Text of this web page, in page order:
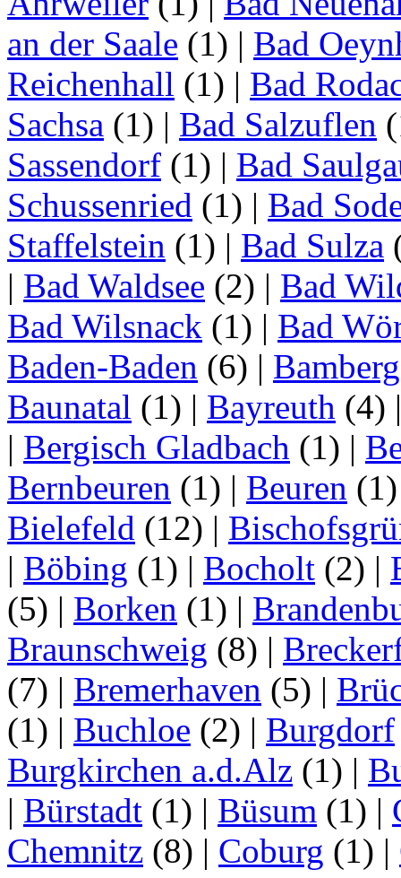
an der Saale (1) | Bad
Reichenhall (1) | Bad
Sachsa (1) | Bad Salzuflen
Sassendorf (1) | Bad
Schussenried (1) | Bad
Staffelstein (1) | Bad Sulza
| Bad Waldsee (2) | Bad
Bad Wilsnack (1) | Bad
Baden-Baden (6) | Bamberg
Baunatal (1) | Bayreuth (4)
| Bergisch Gladbach (1) |
Bernbeuren (1) | Beuren
Bielefeld (12) |
| Böbing (1) | Bocholt (2) |
(5) | Borken (1) |
Braunschweig (8) |
(7) | Bremerhaven (5) |
(1) | Buchloe (2) | Burgdorf
Burgkirchen a.d.Alz (1) |
| Bürstadt (1) | Büsum (1) |
Chemnitz (8) | Coburg (1) |